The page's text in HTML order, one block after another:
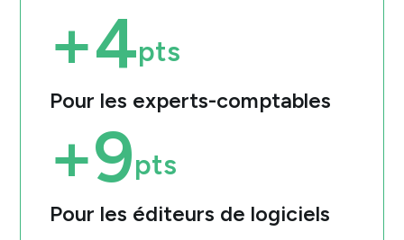
+4pts
Pour les experts-comptables
+9pts
Pour les éditeurs de logiciels